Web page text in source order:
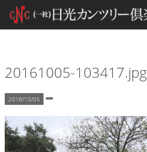
20161005-103417.jpg
2016/10/05